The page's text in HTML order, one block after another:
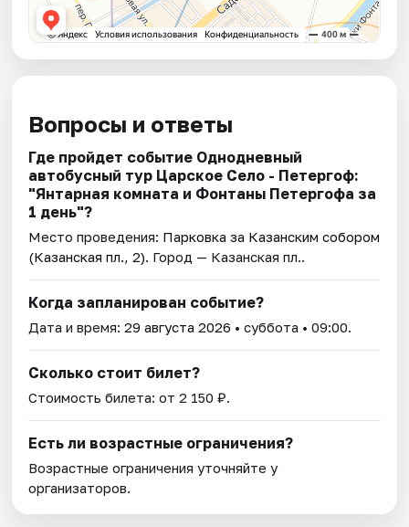
Вопросы и ответы
Где пройдет событие Однодневный
автобусный тур Царское Село - Петергоф:
"Янтарная комната и Фонтаны Петергофа за
1 день"?
Место проведения: Парковка за Казанским собором
(Казанская пл., 2). Город — Казанская пл..
Когда запланирован событие?
Дата и время:29 августа 2026 • суббота • 09:00.
Сколько стоит билет?
Стоимость билета: от 2 150 ₽.
Есть ли возрастные ограничения?
Возрастные ограничения уточняйте у
организаторов.